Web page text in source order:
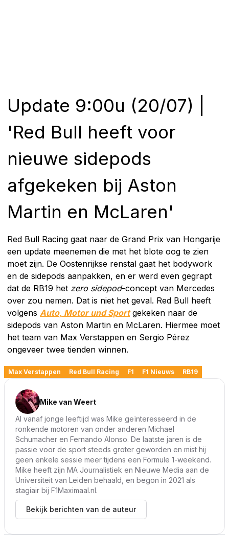
Update 9:00u (20/07) |
'Red Bull heeft voor
nieuwe sidepods
afgekeken bij Aston
Martin en McLaren'
Red Bull Racing gaat naar de Grand Prix van Hongarije
een update meenemen die met het blote oog te zien
moet zijn. De Oostenrijkse renstal gaat het bodywork
en de sidepods aanpakken, en er werd even gegrapt
dat de RB19 het zero sidepod-concept van Mercedes
over zou nemen. Dat is niet het geval. Red Bull heeft
volgens Auto, Motor und Sportgekeken naar de
sidepods van Aston Martin en McLaren. Hiermee moet
het team van Max Verstappen en Sergio Pérez
ongeveer twee tienden winnen.
Max Verstappen Red Bull Racing F1 F1 Nieuws RB19
Mike van Weert
Al vanaf jonge leeftijd was Mike geïnteresseerd in de
ronkende motoren van onder anderen Michael
Schumacher en Fernando Alonso. De laatste jaren is de
passie voor de sport steeds groter geworden en mist hij
geen enkele sessie meer tijdens een Formule 1-weekend.
Mike heeft zijn MA Journalistiek en Nieuwe Media aan de
Universiteit van Leiden behaald, en begon in 2021 als
stagiair bij F1Maximaal.nl.
Bekijk berichten van de auteur